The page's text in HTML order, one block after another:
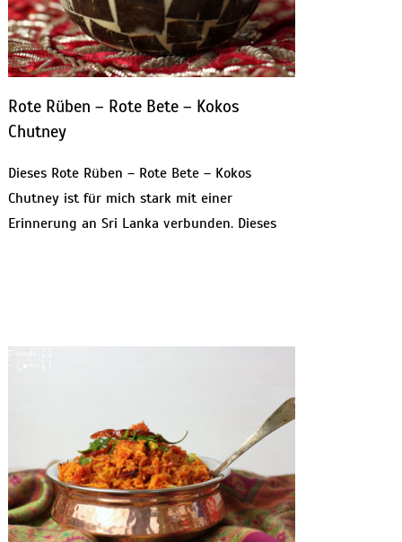
Rote Rüben – Rote Bete – Kokos
Chutney
Dieses Rote Rüben – Rote Bete – Kokos
Chutney ist für mich stark mit einer
Erinnerung an Sri Lanka verbunden. Dieses